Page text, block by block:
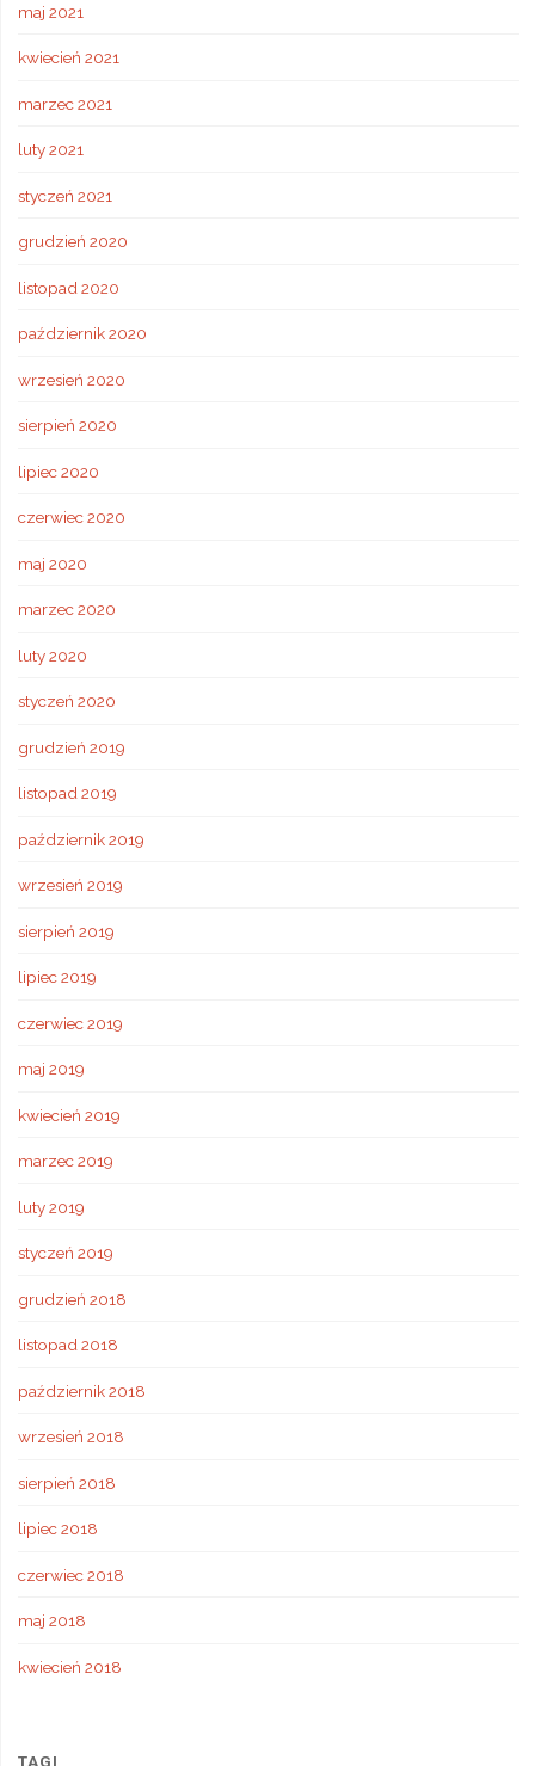
maj 2021
kwiecień 2021
marzec 2021
luty 2021
styczeń 2021
grudzień 2020
listopad 2020
październik 2020
wrzesień 2020
sierpień 2020
lipiec 2020
czerwiec 2020
maj 2020
marzec 2020
luty 2020
styczeń 2020
grudzień 2019
listopad 2019
październik 2019
wrzesień 2019
sierpień 2019
lipiec 2019
czerwiec 2019
maj 2019
kwiecień 2019
marzec 2019
luty 2019
styczeń 2019
grudzień 2018
listopad 2018
październik 2018
wrzesień 2018
sierpień 2018
lipiec 2018
czerwiec 2018
maj 2018
kwiecień 2018
TAGI